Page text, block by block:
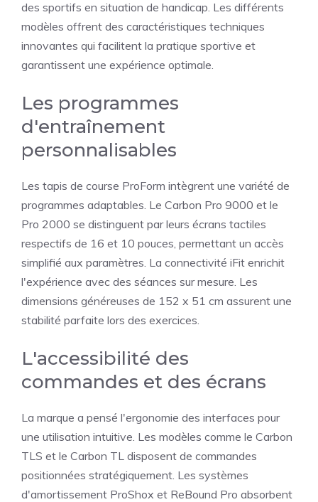
des sportifs en situation de handicap. Les différents
modèles offrent des caractéristiques techniques
innovantes qui facilitent la pratique sportive et
garantissent une expérience optimale.
Les programmes
d'entraînement
personnalisables
Les tapis de course ProForm intègrent une variété de
programmes adaptables. Le Carbon Pro 9000 et le
Pro 2000 se distinguent par leurs écrans tactiles
respectifs de 16 et 10 pouces, permettant un accès
simplifié aux paramètres. La connectivité iFit enrichit
l'expérience avec des séances sur mesure. Les
dimensions généreuses de 152 x 51 cm assurent une
stabilité parfaite lors des exercices.
L'accessibilité des
commandes et des écrans
La marque a pensé l'ergonomie des interfaces pour
une utilisation intuitive. Les modèles comme le Carbon
TLS et le Carbon TL disposent de commandes
positionnées stratégiquement. Les systèmes
d'amortissement ProShox et ReBound Pro absorbent